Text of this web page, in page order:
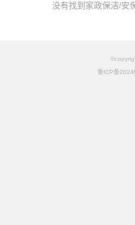
没有找到家政保洁/安
鲁ICP备